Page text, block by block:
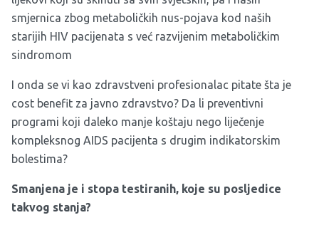
smjernica zbog metaboličkih nus-pojava kod naših
starijih HIV pacijenata s već razvijenim metaboličkim
sindromom
I onda se vi kao zdravstveni profesionalac pitate šta je
cost benefit za javno zdravstvo? Da li preventivni
programi koji daleko manje koštaju nego liječenje
kompleksnog AIDS pacijenta s drugim indikatorskim
bolestima?
Smanjena je i stopa testiranih, koje su posljedice
takvog stanja?